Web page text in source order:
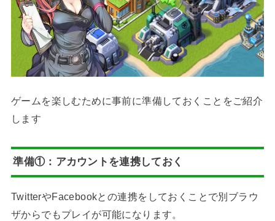
ゲームを楽しむために事前に準備しておくことをご紹介
します
準備①：アカウントを連携しておく
TwitterやFacebookとの連携をしておくことで別ブラウ
ザからでもプレイが可能になります。